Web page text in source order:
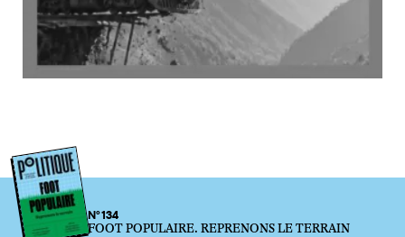
N°134
FOOT POPULAIRE. REPRENONS LE TERRAIN